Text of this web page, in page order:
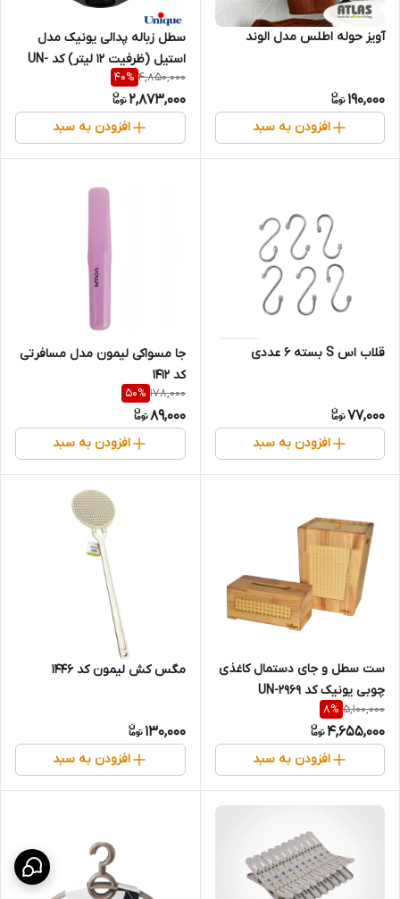
آویز حوله اطلس مدل الوند
190,000
افزودن به سبد
سطل زباله پدالی یونیک مدل
استیل (ظرفیت ۱۲ لیتر) کد UN-
4420
4,850,000
40%
2,873,000
افزودن به سبد
قلاب اس S بسته 6 عددی
77,000
افزودن به سبد
جا مسواکی لیمون مدل مسافرتی
کد 1412
178,000
50%
89,000
افزودن به سبد
ست سطل و جای دستمال کاغذی
چوبی یونیک کد UN-2969
5,100,000
8%
4,655,000
افزودن به سبد
مگس کش لیمون کد 1446
130,000
افزودن به سبد